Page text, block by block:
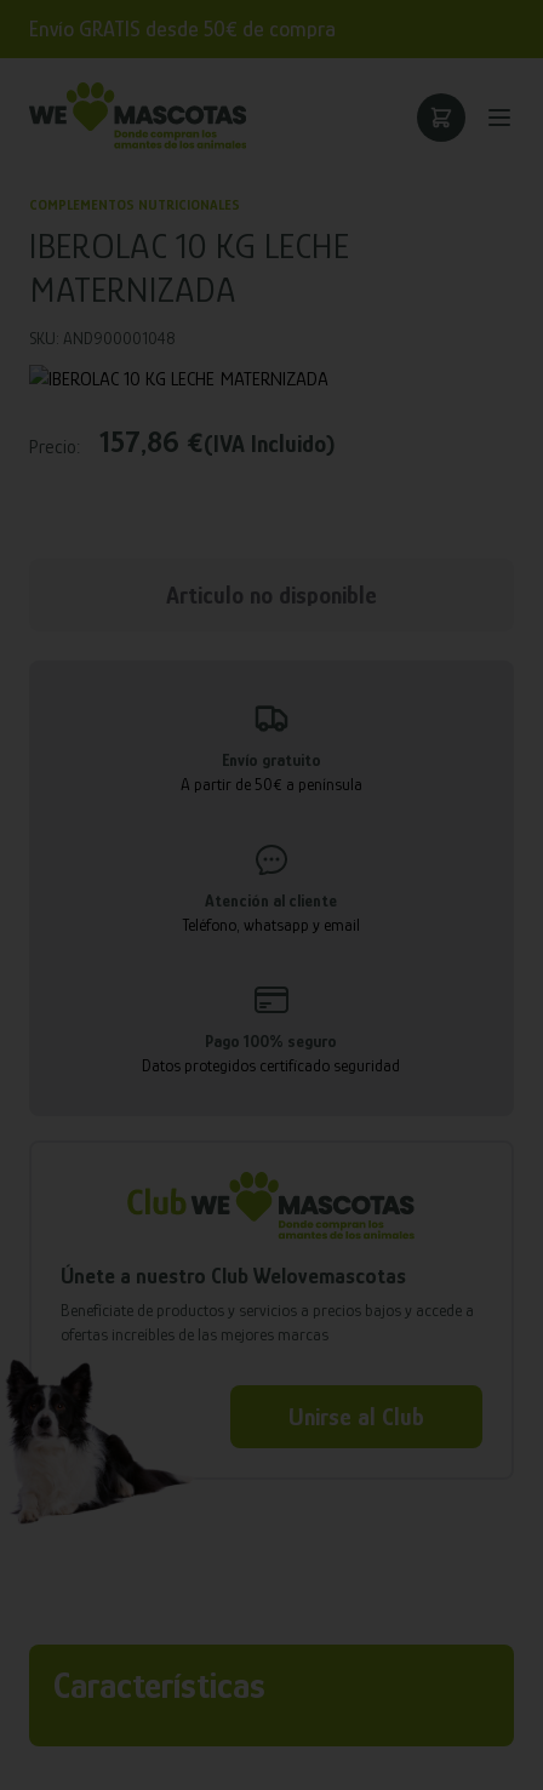
Envío GRATIS desde 50€ de compra
COMPLEMENTOS NUTRICIONALES
IBEROLAC 10 KG LECHE
MATERNIZADA
SKU: AND900001048
Precio: 157,86 €(IVA Incluido)
Articulo no disponible
Envío gratuito
A partir de 50€ a península
Atención al cliente
Teléfono, whatsapp y email
Pago 100% seguro
Datos protegidos certificado seguridad
Únete a nuestro Club Welovemascotas
Benefíciate de productos y servicios a precios bajos y accede a
ofertas increíbles de las mejores marcas
Unirse al Club
Características